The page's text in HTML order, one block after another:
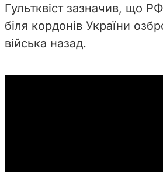
Гультквіст зазначив, що
біля кордонів України
війська назад.